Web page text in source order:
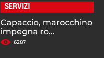
SERVIZI
Capaccio, marocchino
impegna ro...
6287